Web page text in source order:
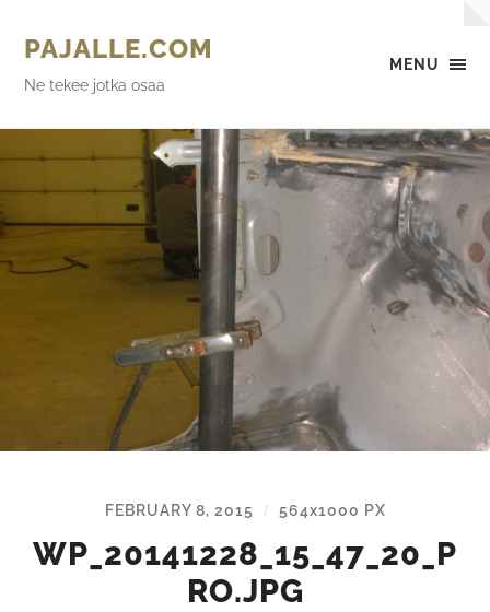
MENU
PAJALLE.COM
Ne tekee jotka osaa
FEBRUARY 8, 2015 / 564x1000 PX
WP_20141228_15_47_20_P
RO.JPG